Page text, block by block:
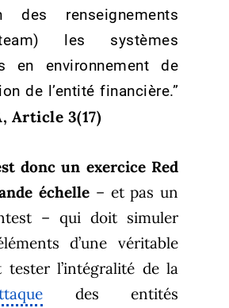
des renseignements
les systèmes
en environnement de
de l’entité financière.”
Article 3(17)
donc un exercice Red
échelle – et pas un
– qui doit simuler
d’une véritable
tester l’intégralité de la
des entités